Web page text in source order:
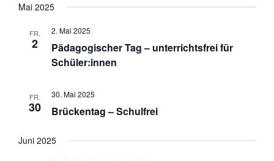
Mai 2025
FR.
2
2. Mai 2025
Pädagogischer Tag – unterrichtsfrei für
Schüler:innen
FR.
30
30. Mai 2025
Brückentag – Schulfrei
Juni 2025